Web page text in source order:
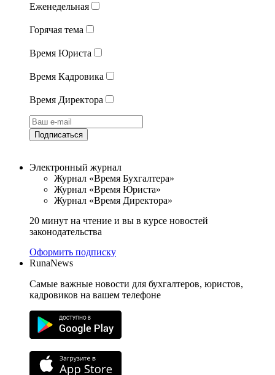
Еженедельная
Горячая тема
Время Юриста
Время Кадровика
Время Директора
Подписаться
Электронный журнал
Журнал «Время Бухгалтера»
Журнал «Время Юриста»
Журнал «Время Директора»
20 минут на чтение и вы в курсе новостей
законодательства
Оформить подписку
RunaNews
Самые важные новости для бухгалтеров, юристов,
кадровиков на вашем телефоне